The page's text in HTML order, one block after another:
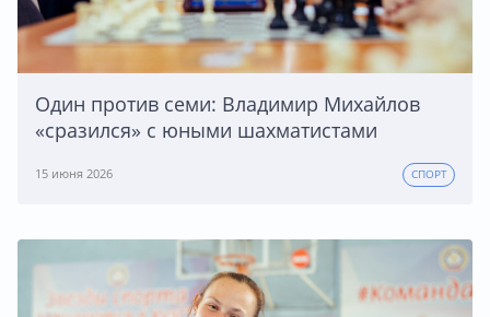
Один против семи: Владимир Михайлов
«сразился» с юными шахматистами
15 июня 2026 СПОРТ